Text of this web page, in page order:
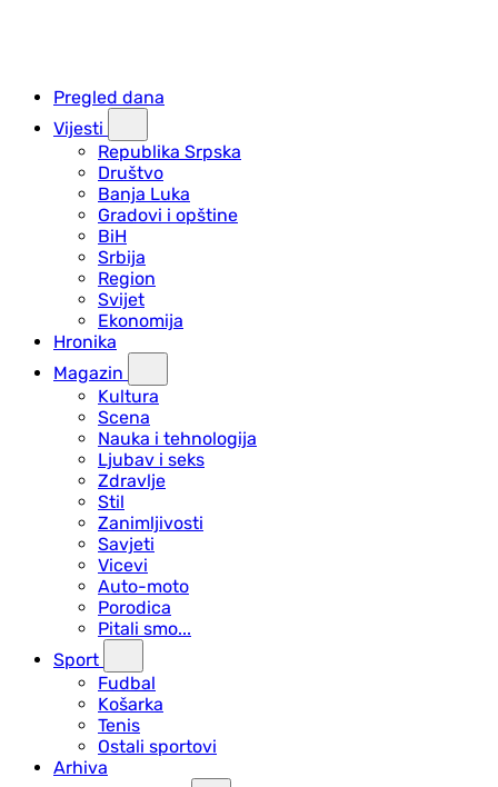
Pregled dana
Vijesti
Republika Srpska
Društvo
Banja Luka
Gradovi i opštine
BiH
Srbija
Region
Svijet
Ekonomija
Hronika
Magazin
Kultura
Scena
Nauka i tehnologija
Ljubav i seks
Zdravlje
Stil
Zanimljivosti
Savjeti
Vicevi
Auto-moto
Porodica
Pitali smo...
Sport
Fudbal
Košarka
Tenis
Ostali sportovi
Arhiva